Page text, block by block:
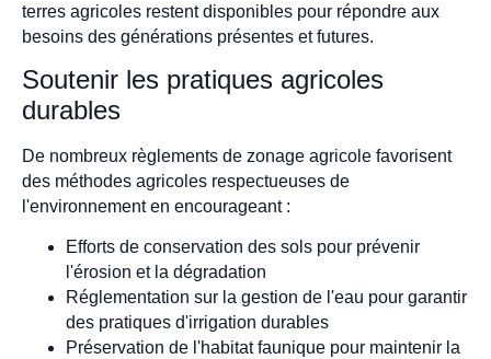
terres agricoles restent disponibles pour répondre aux
besoins des générations présentes et futures.
Soutenir les pratiques agricoles
durables
De nombreux règlements de zonage agricole favorisent
des méthodes agricoles respectueuses de
l'environnement en encourageant :
Efforts de conservation des sols pour prévenir
l'érosion et la dégradation
Réglementation sur la gestion de l'eau pour garantir
des pratiques d'irrigation durables
Préservation de l'habitat faunique pour maintenir la